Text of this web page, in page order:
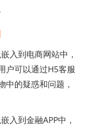
到电商网站中，
户可以通过H5客服
中的疑惑和问题，
到金融APP中，